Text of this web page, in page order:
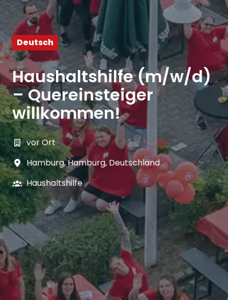
Deutsch
Haushaltshilfe (m/w/d)
– Quereinsteiger
willkommen!
vor Ort
Hamburg,Hamburg, Deutschland
Haushaltshilfe